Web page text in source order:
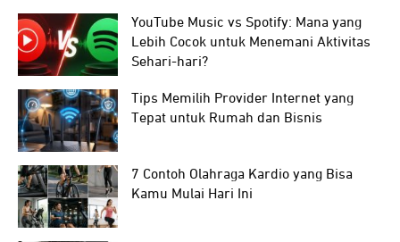
YouTube Music vs Spotify: Mana yang
Lebih Cocok untuk Menemani Aktivitas
Sehari-hari?
Tips Memilih Provider Internet yang
Tepat untuk Rumah dan Bisnis
7 Contoh Olahraga Kardio yang Bisa
Kamu Mulai Hari Ini